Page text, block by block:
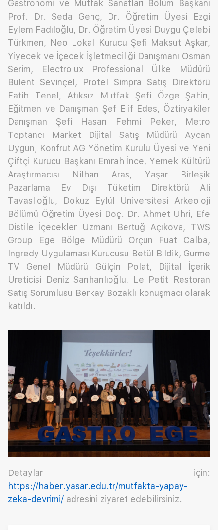
Gastronomi ve Mutfak Sanatları Bölüm Başkanı
Prof. Dr. Seda Genç, Dr. Öğretim Üyesi Ezgi
Eylem Fadıloğlu, Dr. Öğretim Üyesi Duygu Çelebi
Türkmen, Neo Lokal Kurucu Şefi Maksut Aşkar,
Yiyecek ve İçecek İşletmeciliği Danışmanı Osman
Serim, Electrolux Professional Ülke Müdürü
Bülent Sevinçel, Protel Simpra Satış Direktörü
Fatih Tenel, Atıksız Mutfak Şefi Özge Şahin,
Eğitmen ve Danışman Şef Elif Edes, Öztiryakiler
Danışman Şefi Hasan Fehmi Peker, Metro
Toptancı Market Dijital Satış Müdürü Aycan
Uygun, Konfrut AG Yönetim Kurulu Üyesi ve Yeni
Çiftçi Kurucu Başkanı Emrah İnce, Yemek Kültürü
Araştırmacısı Nilhan Aras, Yaşar Birleşik
Pazarlama Ev Dışı Tüketim Direktörü Ali
Tavaslıoğlu, Dokuz Eylül Üniversitesi Arkeoloji
Bölümü Öğretim Üyesi Doç. Dr. Ahmet Uhri, Efe
Distile İçecekler Uzmanı Bertuğ Açıkova, TWS
Group Ege Bölge Müdürü Orçun Fuat Calba,
Ingredy Uygulaması Kurucusu Betül Bildik, Gurme
TV Genel Müdürü Gülçin Polat, Dijital İçerik
Üreticisi Deniz Sarıhanlıoğlu, Le Petit Restoran
Satış Sorumlusu Berkay Bozaklı konuşmacı olarak
katıldı.
Detaylar için:
https://haber.yasar.edu.tr/mutfakta-yapay-
zeka-devrimi/ adresini ziyaret edebilirsiniz.